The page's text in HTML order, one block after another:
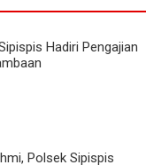
Hadiri Pengajian
Polsek Sipispis